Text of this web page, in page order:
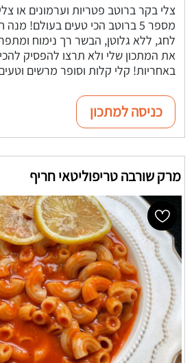
צלי בקר ברוטב פטריות וערמונים או
מספר 5 ברוטב הכי טעים בעולם!
לחג, ללא גלוטן, הבשר רך נימוח
את המתכון שלי ולא תרצו להפסיק
באחריות! קלי קלות וסופר מרשים
כניסה למתכון
מרק שורבה טריפוליטאי חריף